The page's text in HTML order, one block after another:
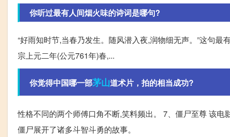
你听过最有人间烟火味的诗词是哪句?
“好雨知时节,当春乃发生。随风潜入夜,润物细无声。”这句
宗上元二年(公元761年)春,...
你觉得中国哪一部茅山道术片，拍的相当成功?
性格不同的两个师傅口角不断,笑料频出。 7、僵尸至尊 该
僵尸展开了诸多斗智斗勇的故事。